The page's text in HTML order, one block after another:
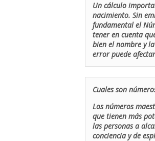
Un cálculo
nacimiento. Sin
fundamental el
tener en cuenta
bien el nombre y
error puede
Cuales son
Los números
que tienen más
las personas a
conciencia y de